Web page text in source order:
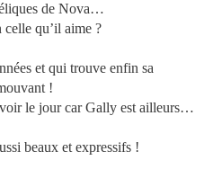
de Nova…
qu’il aime ?
et qui trouve enfin sa
!
le jour car Gally est ailleurs…
beaux et expressifs !